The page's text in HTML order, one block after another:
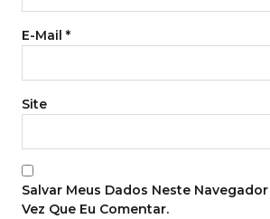
E-Mail *
Site
Salvar Meus Dados Neste
Vez Que Eu Comentar.